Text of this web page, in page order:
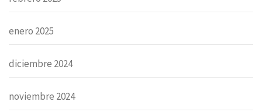
enero 2025
diciembre 2024
noviembre 2024